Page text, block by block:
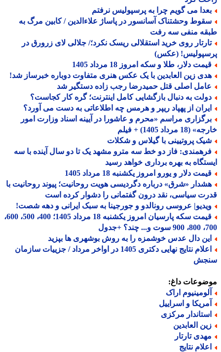
می گویم چرا به پرسپولیس نرفتم
وحشتناک آسانسور در پاساژ علاءالدین / کابین مرگ به
منفی سه رفت
روی خرید استقلالی ریسک نکرد؛/ جلالی لای زرورق در
(عکس)
دلار، طلا و سکه امروز 18 مرداد 1405
زین العابدین با یک عکس هنری متفاوت دوباره خبرساز شد!
اصلی قتل حمیدرضا رجب زاده دستگیر شد
به دنبال بازگشایی کامل اینترنت؛ گره کار کجاست؟
از پهپاد ریپر و هرمس چه اطلاعاتی به دست می آورد؟
مراسم «محرم و عاشورا در آیینه اسناد وزارت امور
مرداد 1405) + فیلم
پروتیینی با گیلاس و شکلات
فاز دو خط سه مترو مشهد یک تا دو سال آینده با سه
به بهره برداری خواهد رسید
دلار و یورو امروز یکشنبه 18 مرداد 1405
«شرق» درباره دگردیسی هویت روحانیت؛ پیوند روحانیت با
سیاسی، نقد درون گفتمانی را دشوار کرده است
عروسی رونالدو و جورجینا به سبک ایرانی و دهه شصت!
قیمت سکه پارسیان امروز یکشنبه 18 مرداد 1405؛ 400، 500، 600،
دال عدس خوشمزه را به روش بوشهری ها بپزید
اعلام نتایج نهایی دکتری 1405 در اواخر مرداد / جزییات سازمان
داغ:
اراک
و اسراییل
مرکزی
العابدین
تارتار
نتایج